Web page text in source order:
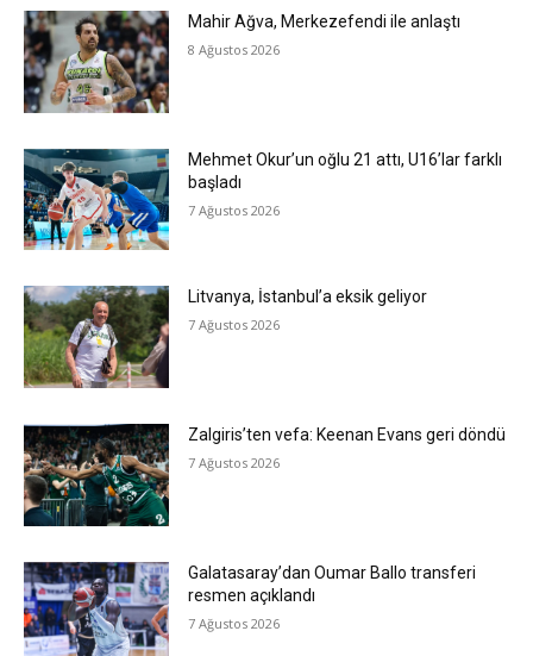
Mahir Ağva, Merkezefendi ile anlaştı
8 Ağustos 2026
Mehmet Okur’un oğlu 21 attı, U16’lar farklı
başladı
7 Ağustos 2026
Litvanya, İstanbul’a eksik geliyor
7 Ağustos 2026
Zalgiris’ten vefa: Keenan Evans geri döndü
7 Ağustos 2026
Galatasaray’dan Oumar Ballo transferi
resmen açıklandı
7 Ağustos 2026